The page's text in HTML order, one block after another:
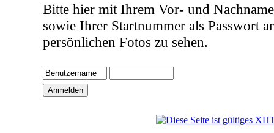
Bitte hier mit Ihrem Vor- und
sowie Ihrer Startnummer als Passwort
persönlichen Fotos zu sehen.